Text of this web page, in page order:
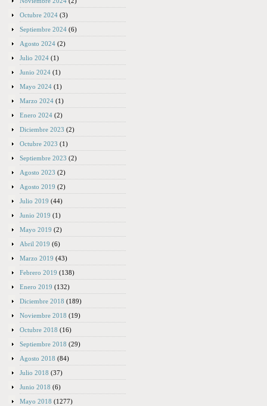
Octubre 2024 (3)
Septiembre 2024 (6)
Agosto 2024 (2)
Julio 2024 (1)
Junio 2024 (1)
Mayo 2024 (1)
Marzo 2024 (1)
Enero 2024 (2)
Diciembre 2023 (2)
Octubre 2023 (1)
Septiembre 2023 (2)
Agosto 2023 (2)
Agosto 2019 (2)
Julio 2019 (44)
Junio 2019 (1)
Mayo 2019 (2)
Abril 2019 (6)
Marzo 2019 (43)
Febrero 2019 (138)
Enero 2019 (132)
Diciembre 2018 (189)
Noviembre 2018 (19)
Octubre 2018 (16)
Septiembre 2018 (29)
Agosto 2018 (84)
Julio 2018 (37)
Junio 2018 (6)
Mayo 2018 (1277)